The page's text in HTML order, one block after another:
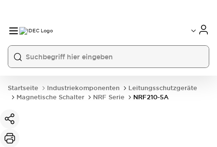
Startseite Industriekomponenten
Leitungsschutzgeräte
Magnetische Schalter
NRF Serie NRF210-5A